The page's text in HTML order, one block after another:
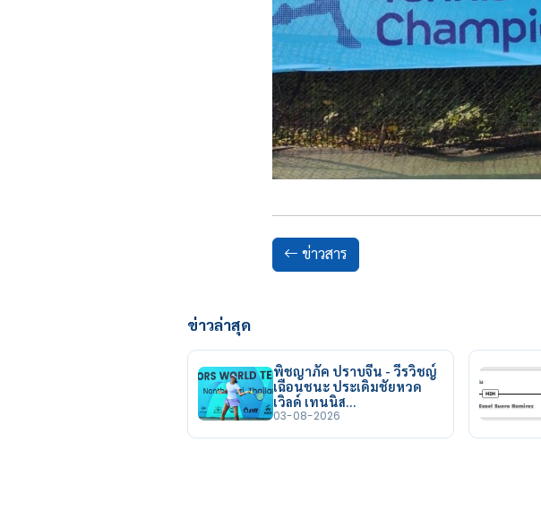
ข่าวสาร
ข่าวล่าสุด
พิชญาภัค ปราบจีน - วีรวิชญ์
เฉือนชนะ ประเดิมชัยหวด
เวิลด์ เทนนิส…
03-08-2026